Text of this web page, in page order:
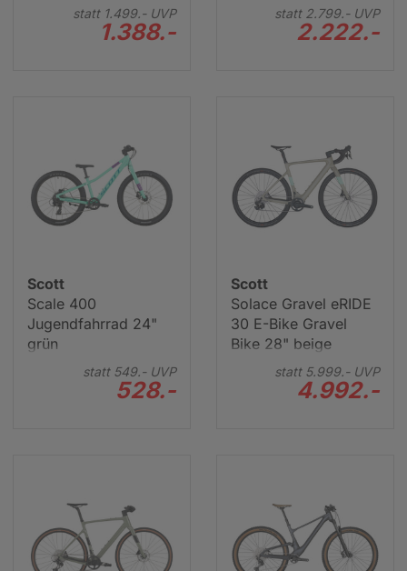
statt 1.499.-UVP
1.388.-
statt 2.799.-UVP
2.222.-
Scott
Scale 400
Jugendfahrrad 24"
grün
statt 549.-UVP
528.-
Scott
Solace Gravel eRIDE
30 E-Bike Gravel
Bike 28" beige
statt 5.999.-UVP
4.992.-